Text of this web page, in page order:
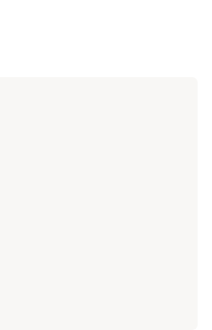
La Baule Beach.